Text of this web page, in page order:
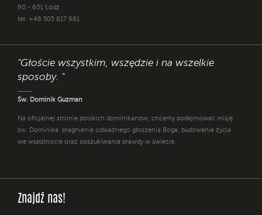
90 - 601 Łódź
tel: +48 505 817 981
"Głoście wszystkim, wszędzie i na wszelkie
sposoby. "
Św. Dominik Guzman
Na oficjalnej stronie polskich dominikanów, chcemy podejmować misję
św. Dominika: pragnienie odważnego głoszenia Boga, budowanie życia
we wspólnocie oraz poszukiwania prawdy w świecie.
Znajdź nas!